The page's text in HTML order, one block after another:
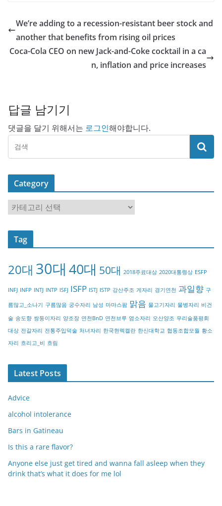
We’re adding to a recession-resistant beer stock and
another that benefits from rising oil prices
Coca-Cola CEO on new Jack-and-Coke cocktail in a ca
n, inflation and price increases
답글 남기기
댓글을 달기 위해서는 로그인해야합니다.
Category
a
t
o
y
Tag
20대 30대 40대 50대 2018주료대상 2020대통령상 ESFP
INFJ INFP INTJ INTP ISFJ ISFP ISTJ ISTP 강산주조 게자리 경기연천 과일향 구
름많고_소나기 구름많음 궁수자리 남성 마마스팜 맑음 물고기자리 물병자리 비건
술 송도향 쌍둥이자리 양조장 연천BnD 연천브루 염소자리 오산양조 우리술품평회
대상 전갈자리 전통주입덕술 처녀자리 한국현멕켈란 한신대학교 협동조합모월 황소
자리 흐리고_비 흐림
Latest Posts
Advice
alcohol intolerance
Bars in Gatineau
Is this a rare flavor?
Anyone else just get tired and wanna fall asleep when they
drink that’s what it does for me lol